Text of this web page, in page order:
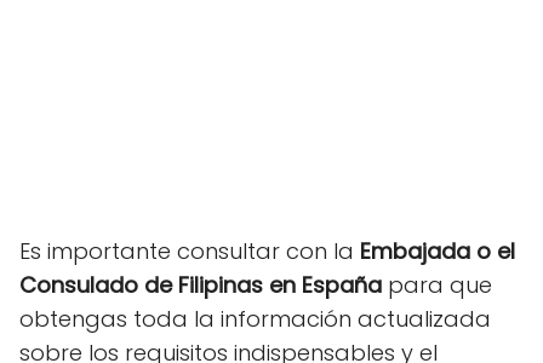
Es importante consultar con la Embajada o el
Consulado de Filipinas en España para que
obtengas toda la información actualizada
sobre los requisitos indispensables y el